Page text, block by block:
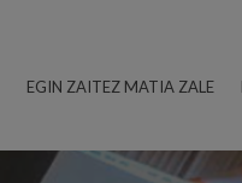
EGIN ZAITEZ MATIA ZALE